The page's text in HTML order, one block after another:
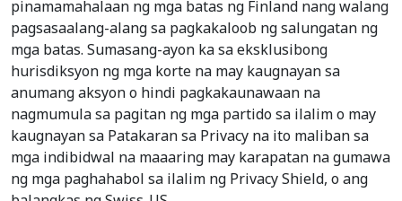
pinamamahalaan ng mga batas ng Finland nang walang
pagsasaalang-alang sa pagkakaloob ng salungatan ng
mga batas. Sumasang-ayon ka sa eksklusibong
hurisdiksyon ng mga korte na may kaugnayan sa
anumang aksyon o hindi pagkakaunawaan na
nagmumula sa pagitan ng mga partido sa ilalim o may
kaugnayan sa Patakaran sa Privacy na ito maliban sa
mga indibidwal na maaaring may karapatan na gumawa
ng mga paghahabol sa ilalim ng Privacy Shield, o ang